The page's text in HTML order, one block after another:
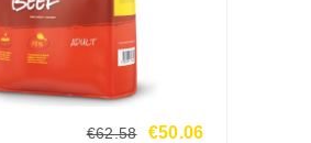
€62.58 €50.06